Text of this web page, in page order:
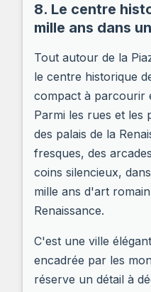
8. Le centre
mille ans dans
Tout autour de la
le centre historique
compact à parcourir
Parmi les rues et les
des palais de la
fresques, des
coins silencieux,
mille ans d'art
Renaissance.
C'est une ville
encadrée par les
réserve un détail à